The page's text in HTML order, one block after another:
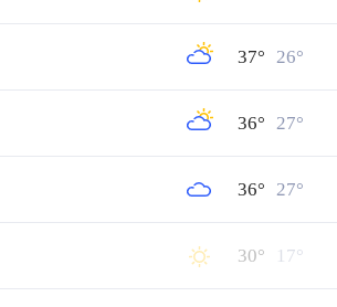
37° 26°
36° 27°
36° 27°
30° 17°